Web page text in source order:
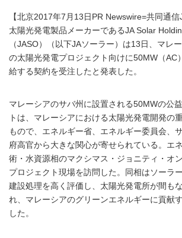
【北京2017年7月13日PR Newswire=共同通
太陽光発電製品メーカーであるJA Solar
（JASO）（以下JAソーラー）は13日、マレ
の太陽光発電プロジェクト向けに50MW（AC
給する契約を受注したと発表した。
マレーシアのサバ州に設置される50MWの公
トは、マレーシアにおける太陽光発電開発の
もので、エネルギー省、エネルギー委員会、
府高官から大きな関心が寄せられている。エ
術・水資源相のマクシマス・ジョニティ・オ
プロジェクト現場を訪問した。同相はソーラ
建設処理を高く評価し、太陽光発電所が間も
れ、マレーシアのグリーンエネルギーに貢献
した。